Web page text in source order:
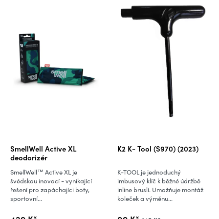
SmellWell Active XL
deodorizér
SmellWell™ Active XL je
švédskou inovací - vynikající
řešení pro zapáchajíci boty,
sportovní...
K2 K- Tool (S970) (2023)
K-TOOL je jednoduchý
imbusový klíč k běžné údržbě
inline bruslí. Umožňuje montáž
koleček a výměnu...